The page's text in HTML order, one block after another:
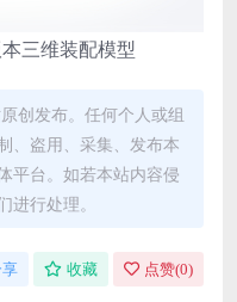
三维装配模型
创发布。任何个人或组
、盗用、采集、发布本
平台。如若本站内容侵
行处理。
收藏 点赞(0)